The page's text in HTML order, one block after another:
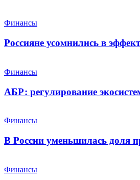
Финансы
Россияне усомнились в
Финансы
АБР: регулирование
Финансы
В России уменьшилась доля
Финансы